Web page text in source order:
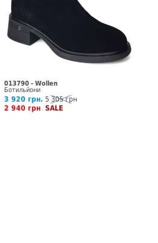
013790 - Wollen
Ботильйони
3 920 грн. 5 305 грн
2 940 грн SALE